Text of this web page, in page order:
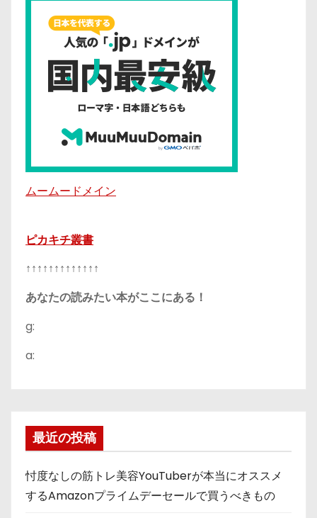
ムームードメイン
ピカキチ叢書
↑↑↑↑↑↑↑↑↑↑↑↑↑
あなたの読みたい本がここにある！
g:
a:
最近の投稿
忖度なしの筋トレ美容YouTuberが本当にオススメ
するAmazonプライムデーセールで買うべきもの